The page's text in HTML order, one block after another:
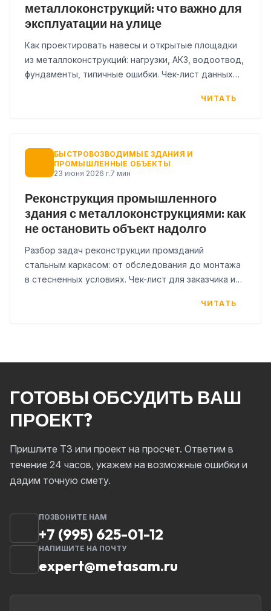
металлоконструкций: что важно для
эксплуатации на улице
Как проектировать навесы и открытые площадки
из металлоконструкций: нагрузки, АКЗ, водоотвод,
фундаменты, типичные ошибки. Чек-лист данных
ЧИТАТЬ
БЫСТРОВОЗВОДИМЫЕ ЗДАНИЯ И
ПРОМЫШЛЕННЫЕ ОБЪЕКТЫ
23 июня 2026 г.7 мин
Реконструкция промышленного
здания с металлоконструкциями: как
не остановить объект надолго
Разбор задач реконструкции промзданий
стальным каркасом: от обследования до монтажа
в стесненных условиях. Чек-лист для заказчика и
ЧИТАТЬ
ГОТОВЫ ОБСУДИТЬ ВАШ
ПРОЕКТ?
Пришлите ТЗ или проект на просчет. Ответим в
течение 24 часов, укажем на возможные ошибки и
дадим точную смету.
ПОЗВОНИТЕ НАМ
+7 (995) 625-01-12
НАПИШИТЕ НА ПОЧТУ
expert@metasam.ru